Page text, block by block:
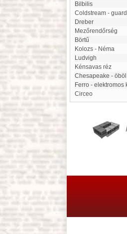
Bilbilis
Coldstream -
Dreber
Mezőrendőrség
Börtű
Kolozs - Néma
Ludvigh
Kénsavas réz
Chesapeake - öböl
Ferro -
Circeo